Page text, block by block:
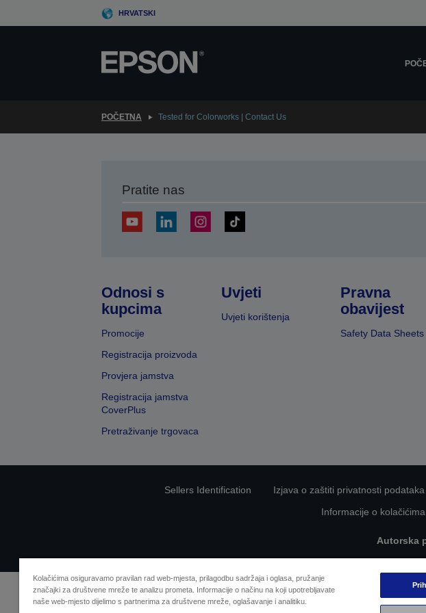
to
HRVATSKI
POČETNA Tested for Colorworks | Contact Us
Pratite nas
Odnosi s
kupcima
Promocije
Registracija proizvoda
Provjera jamstva
Registracija jamstva
CoverPlus
Pretraživanje trgovaca
Uvjeti
Uvjeti korištenja
Pravna
obavijest
Safety Data Sheets
Sellers Identification Izjava o zaštiti privatnosti podataka
Informacije o kolačićima
Autorska
Kolačićima osiguravamo pravilan rad web-mjesta, prilagodbu sadržaja i oglasa, pružanje
značajki za društvene mreže te analizu prometa. Informacije o načinu na koji upotrebljavate
naše web-mjesto dijelimo s partnerima za društvene mreže, oglašavanje i analitiku.